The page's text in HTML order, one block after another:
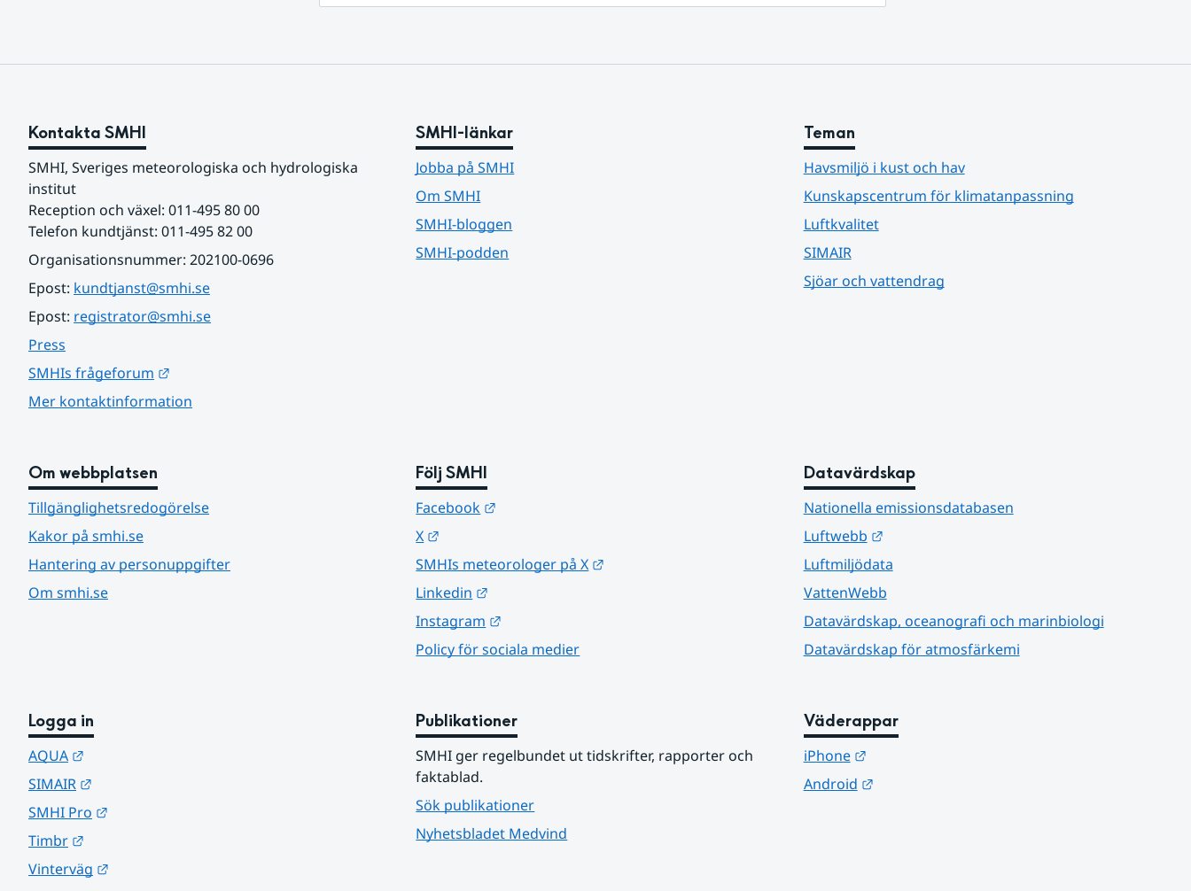
Kontakta SMHI
SMHI, Sveriges meteorologiska och hydrologiska
institut
Reception och växel: 011-495 80 00
Telefon kundtjänst: 011-495 82 00
Organisationsnummer: 202100-0696
Epost: kundtjanst@smhi.se
Epost: registrator@smhi.se
Press
SMHIs frågeforum
Mer kontaktinformation
SMHI-länkar
Jobba på SMHI
Om SMHI
SMHI-bloggen
SMHI-podden
Teman
Havsmiljö i kust och hav
Kunskapscentrum för klimatanpassning
Luftkvalitet
SIMAIR
Sjöar och vattendrag
Om webbplatsen
Tillgänglighetsredogörelse
Kakor på smhi.se
Hantering av personuppgifter
Om smhi.se
Följ SMHI
Facebook
X
SMHIs meteorologer på X
Linkedin
Instagram
Policy för sociala medier
Datavärdskap
Nationella emissionsdatabasen
Luftwebb
Länk till annan webbplats.
Luftmiljödata
VattenWebb
Datavärdskap, oceanografi och marinbiologi
Datavärdskap för atmosfärkemi
Logga in
AQUA
SIMAIR
SMHI Pro
Timbr
Vinterväg
Publikationer
SMHI ger regelbundet ut tidskrifter, rapporter och
faktablad.
Sök publikationer
Nyhetsbladet Medvind
Väderappar
iPhone
Länk till annan webbplats.
Android
Länk till annan webbplats.